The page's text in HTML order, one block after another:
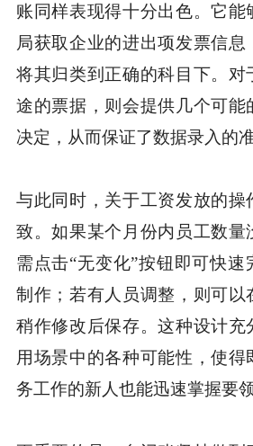
账同样表现得十分出色。它能
局获取企业的进出项发票信
将其归类到正确的科目下。对
途的票据，则会提供几个可能
决定，从而保证了数据录入的准
与此同时，关于工资发放的操
致。如果某个月份内员工数量
需点击“无变化”按钮即可快速
制作；若有人员调整，则可以
稍作修改后保存。这种设计充
用场景中的各种可能性，使得
务工作的新人也能迅速掌握要领